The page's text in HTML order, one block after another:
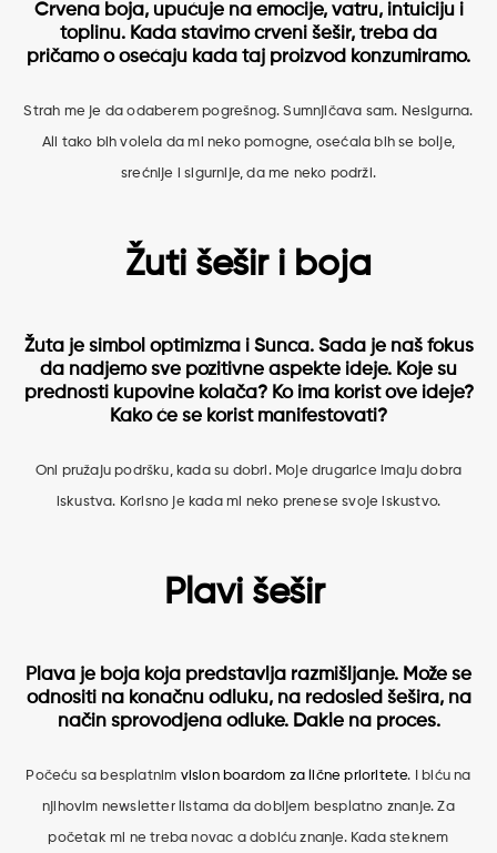
Crvena boja, upućuje na emocije, vatru, intuiciju i
toplinu. Kada stavimo crveni šešir, treba da
pričamo o osećaju kada taj proizvod konzumiramo.
Strah me je da odaberem pogrešnog. Sumnjičava sam. Nesigurna.
Ali tako bih volela da mi neko pomogne, osećala bih se bolje,
srećnije i sigurnije, da me neko podrži.
Žuti šešir i boja
Žuta je simbol optimizma i Sunca. Sada je naš fokus
da nadjemo sve pozitivne aspekte ideje. Koje su
prednosti kupovine kolača? Ko ima korist ove ideje?
Kako će se korist manifestovati?
Oni pružaju podršku, kada su dobri. Moje drugarice imaju dobra
iskustva. Korisno je kada mi neko prenese svoje iskustvo.
Plavi šešir
Plava je boja koja predstavlja razmišljanje. Može se
odnositi na konačnu odluku, na redosled šešira, na
način sprovodjena odluke. Dakle na proces.
Počeću sa besplatnim vision boardom za lične prioritete. I biću na
njihovim newsletter listama da dobijem besplatno znanje. Za
početak mi ne treba novac a dobiću znanje. Kada steknem